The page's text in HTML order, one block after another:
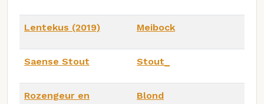
Lentekus (2019) Meibock
Saense Stout Stout_
Rozengeur en
Blond